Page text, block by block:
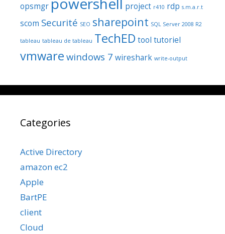
opsmgr project r410 rdp s.m.a.r.t
scom Securité SEO sharepoint SQL Server 2008 R2
tableau tableau de tableau TechED tool tutoriel
vmware windows 7 wireshark write-output
Categories
Active Directory
amazon ec2
Apple
BartPE
client
Cloud